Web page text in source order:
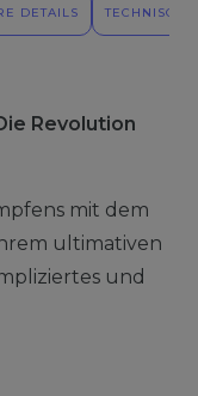
DETAILS
Revolution
mit dem
ultimativen
und